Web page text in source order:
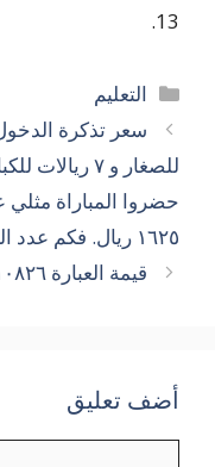
13.
التصنيفات
التعليم
للصغار و ٧
حضروا المباراة
١٦٢٥ ريال. فكم عدد الكبار الذين حضروا المهرجان
قيمة العبارة ١٠٨٢٦ – اليزيدي نيوز
أضف تعليق